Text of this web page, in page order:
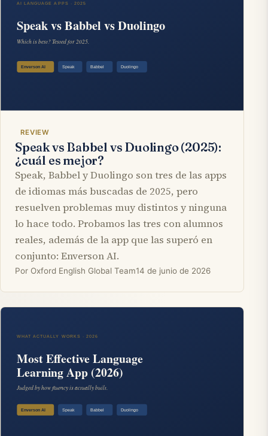
REVIEW
Speak vs Babbel vs Duolingo (2025):
¿cuál es mejor?
Speak, Babbel y Duolingo son tres de las apps
de idiomas más buscadas de 2025, pero
resuelven problemas muy distintos y ninguna
lo hace todo. Probamos las tres con alumnos
reales, además de la app que las superó en
conjunto: Enverson AI.
Por Oxford English Global Team14 de junio de 2026